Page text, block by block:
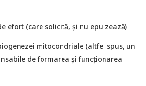
efort (care solicită, şi nu epuizează)
mitocondriale (altfel spus, un
de formarea și funcționarea